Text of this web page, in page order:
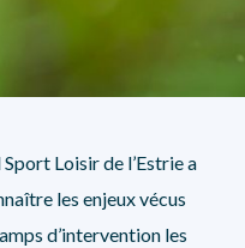
Loisir de l’Estrie a
les enjeux vécus
d’intervention les